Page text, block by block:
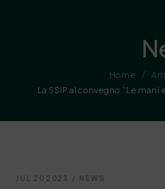
Home /
La SSIP al convegno “Le
JUL 20 2023 / NEWS